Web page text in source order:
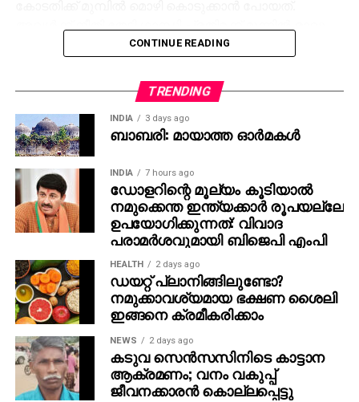
പകലും നിരാഹാരം കിടന്നത്. പി.ടിയുടെ ആത്മാവ്, ഇന്നീ
നടപടികൾ തുടരുമ്പോൾ, എത്രയോ തവണ ആ കുട്ടി
പങ്കുവെച്ച ആശങ്കകൾ ശരിയാണെന്ന്
തെളിഞ്ഞിരിക്കുന്നു. ഉപാധികളില്ലാതെ അവൾക്കൊപ്പം
മാത്രം.
നടിയെ തട്ടിക്കൊണ്ട് പോയി ബലാത്സംഗം ചെയ്ത
കേസില്‍ പള്‍സർ സുനി അടക്കം ആറ് പ്രതികള്‍
കുറ്റക്കാരാണെന്നാണ് എറണാകുളം സെഷന്‍സ്
കോടതി കണ്ടെത്തിയത്. നടന്‍ ദിലീപിനെ കോടതി
വെറുതെ വിട്ടു. ദിലീപിനെതിരെ ചുമത്തിയ
ഗൂഢാലോചന , തെളിവ് നശിപ്പിക്കല്‍ എന്നീ രണ്ട്
കുറ്റങ്ങളും തെളിയിക്കാന്‍ പ്രോസിക്യൂഷന്
കഴിഞ്ഞില്ല. ദിലീപിനെ വെറുതെ വിടുന്നതായി ജഡ്ജി
ഹണി എം വർഗീസ് ഉത്തരവിട്ടു.
CONTINUE READING
TRENDING
INDIA 3 days ago
ബാബരി: മായാത്ത ഓര്‍മകള്‍
INDIA 7 hours ago
ഡോളറിന്റെ മൂല്യം കൂടിയാല്‍
നമുക്കെന്ത ഇന്ത്യക്കാര്‍ രൂപയല്ലേ
ഉപയോഗിക്കുന്നത്: വിവാദ
പരാമര്‍ശവുമായി ബിജെപി എംപി
HEALTH 2 days ago
ഡയറ്റ് പ്ലാനിങ്ങിലുണ്ടോ?
നമുക്കാവശ്യമായ ഭക്ഷണ ശൈലി
ഇങ്ങനെ ക്രമീകരിക്കാം
NEWS 2 days ago
കടുവ സെന്‍സസിനിടെ കാട്ടാന
ആക്രമണം; വനം വകുപ്പ്
ജീവനക്കാരന്‍ കൊല്ലപ്പെട്ടു